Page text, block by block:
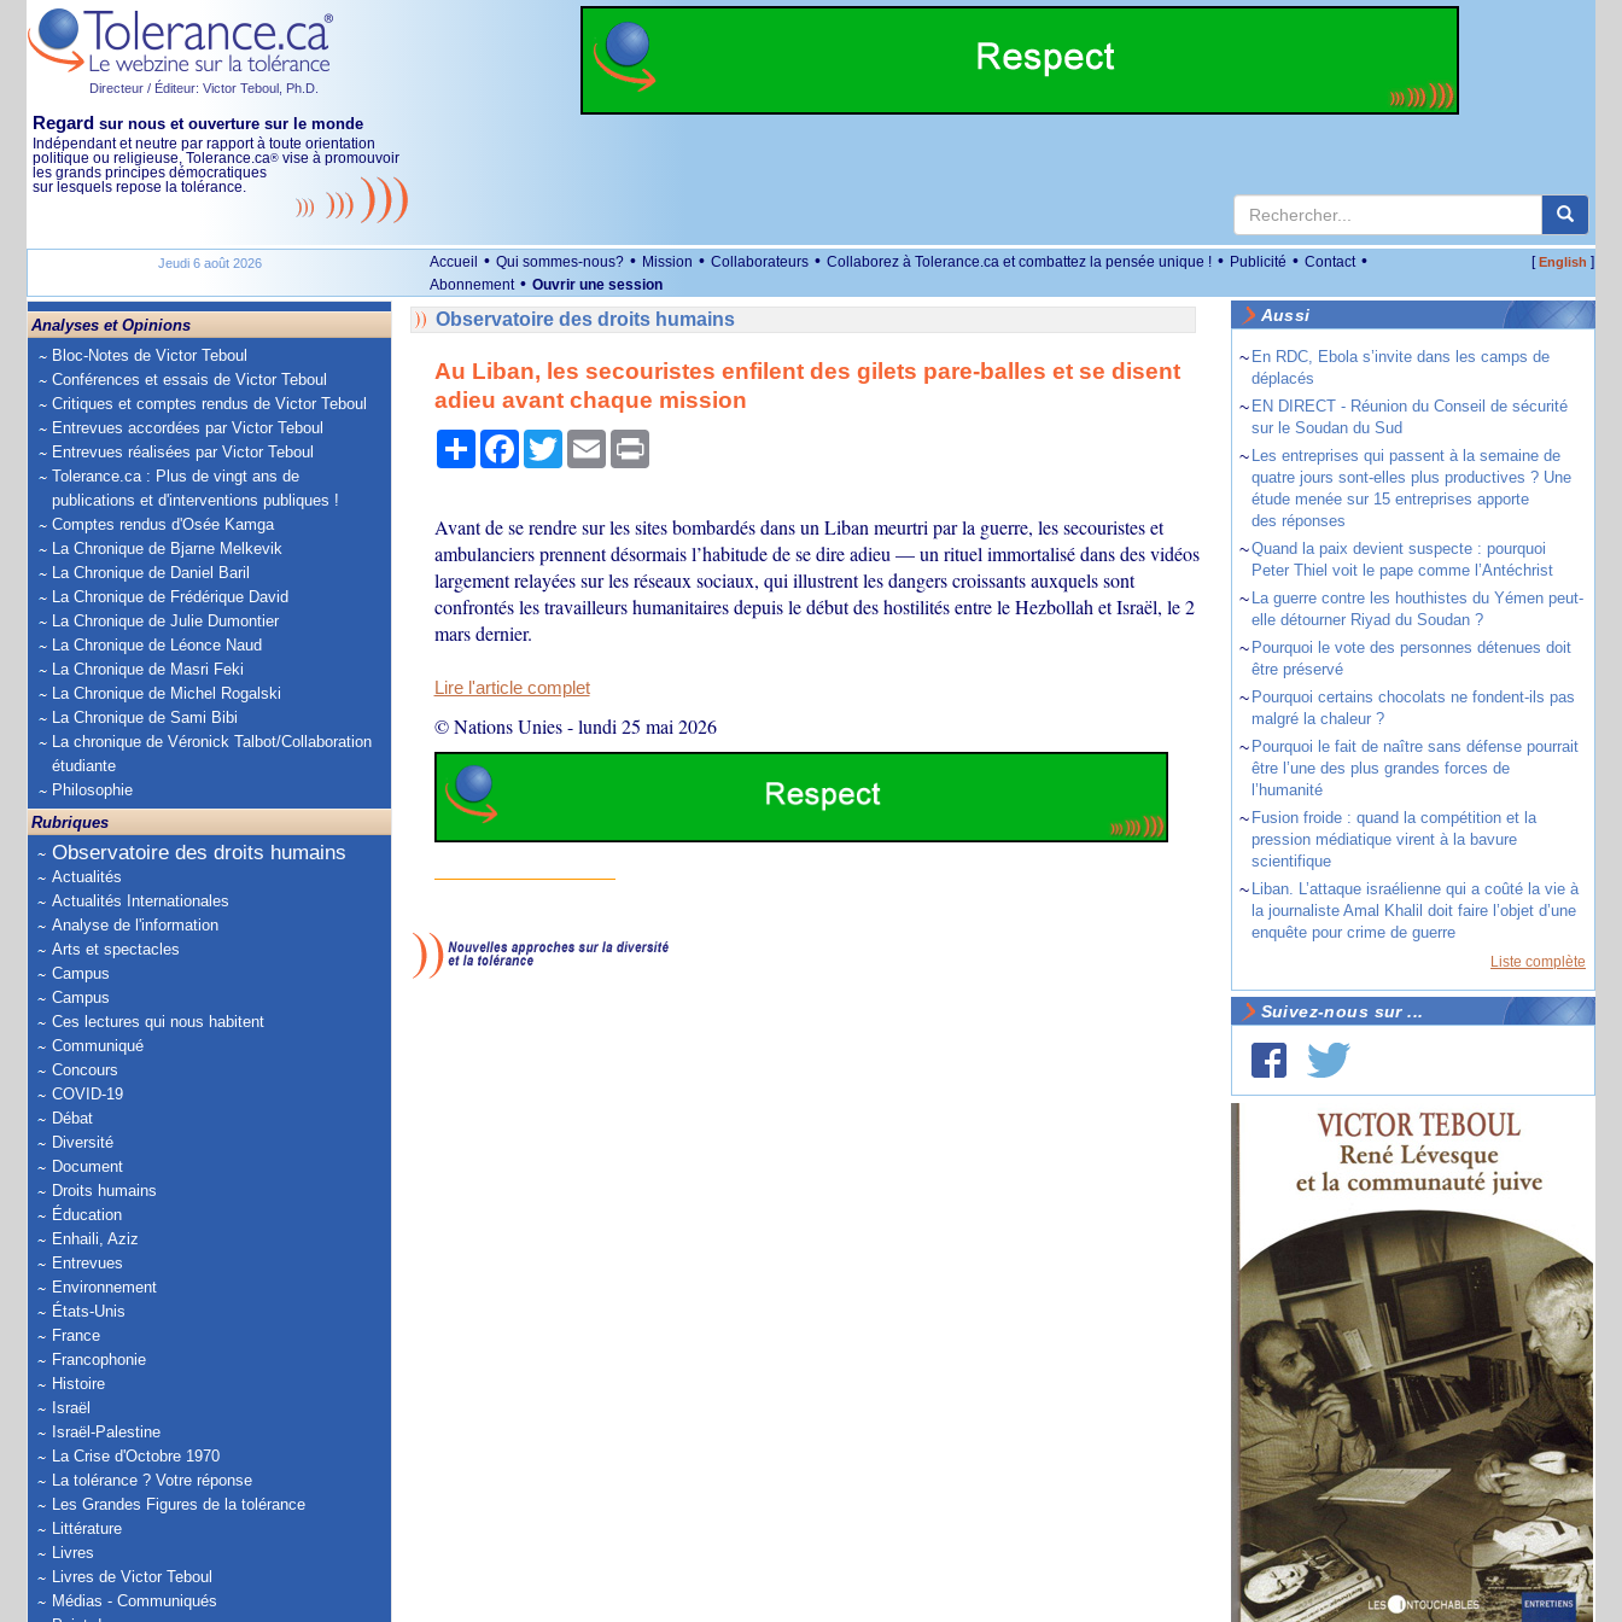
Directeur / Éditeur: Victor Teboul, Ph.D.
Regard sur nous et ouverture sur le monde
Indépendant et neutre par rapport à toute orientation
politique ou religieuse, Tolerance.ca® vise à promouvoir
les grands principes démocratiques
sur lesquels repose la tolérance.
Jeudi 6 août 2026 Accueil • Qui sommes-nous? • Mission • Collaborateurs • Collaborez à Tolerance.ca et combattez la pensée unique ! • Publicité • Contact •
Abonnement • Ouvrir une session
[English ]
Analyses et Opinions
Bloc-Notes de Victor Teboul
Conférences et essais de Victor Teboul
Critiques et comptes rendus de Victor Teboul
Entrevues accordées par Victor Teboul
Entrevues réalisées par Victor Teboul
Tolerance.ca : Plus de vingt ans de
publications et d'interventions publiques !
Comptes rendus d'Osée Kamga
La Chronique de Bjarne Melkevik
La Chronique de Daniel Baril
La Chronique de Frédérique David
La Chronique de Julie Dumontier
La Chronique de Léonce Naud
La Chronique de Masri Feki
La Chronique de Michel Rogalski
La Chronique de Sami Bibi
La chronique de Véronick Talbot/Collaboration
étudiante
Philosophie
Rubriques
Observatoire des droits humains
Actualités
Actualités Internationales
Analyse de l'information
Arts et spectacles
Campus
Campus
Ces lectures qui nous habitent
Communiqué
Concours
COVID-19
Débat
Diversité
Document
Droits humains
Éducation
Enhaili, Aziz
Entrevues
Environnement
États-Unis
France
Francophonie
Histoire
Israël
Israël-Palestine
La Crise d'Octobre 1970
La tolérance ? Votre réponse
Les Grandes Figures de la tolérance
Littérature
Livres
Livres de Victor Teboul
Médias - Communiqués
Observatoire des droits humains
Au Liban, les secouristes enfilent des gilets pare-balles et se disent
adieu avant chaque mission
PartagerFacebook
TwitterEmail Print
Avant de se rendre sur les sites bombardés dans un Liban meurtri par la guerre, les secouristes et
ambulanciers prennent désormais l’habitude de se dire adieu — un rituel immortalisé dans des vidéos
largement relayées sur les réseaux sociaux, qui illustrent les dangers croissants auxquels sont
confrontés les travailleurs humanitaires depuis le début des hostilités entre le Hezbollah et Israël, le 2
mars dernier.
Lire l'article complet
© Nations Unies-lundi 25 mai 2026
Aussi
~ En RDC, Ebola s’invite dans les camps de
déplacés
~ EN DIRECT - Réunion du Conseil de sécurité
sur le Soudan du Sud
~ Les entreprises qui passent à la semaine de
quatre jours sont-elles plus productives ? Une
étude menée sur 15 entreprises apporte
des réponses
~Quand la paix devient suspecte : pourquoi
Peter Thiel voit le pape comme l’Antéchrist
~ La guerre contre les houthistes du Yémen peut-
elle détourner Riyad du Soudan ?
~ Pourquoi le vote des personnes détenues doit
être préservé
~ Pourquoi certains chocolats ne fondent-ils pas
malgré la chaleur ?
~ Pourquoi le fait de naître sans défense pourrait
être l’une des plus grandes forces de
l’humanité
~ Fusion froide : quand la compétition et la
pression médiatique virent à la bavure
scientifique
~ Liban. L’attaque israélienne qui a coûté la vie à
la journaliste Amal Khalil doit faire l’objet d’une
enquête pour crime de guerre
Liste complète
Suivez-nous sur ...